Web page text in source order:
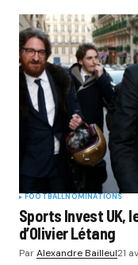
FOOTBALLNOMINATIONS
Sports Invest UK,
d’Olivier Létang
ParAlexandre Bailleul21